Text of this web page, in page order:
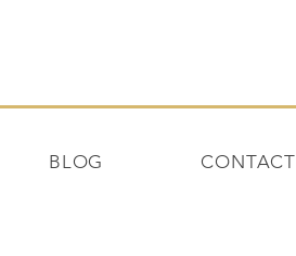
BLOG CONTACT